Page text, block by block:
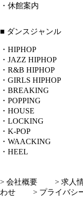
・休館案内
■ ダンスジャンル
・HIPHOP
・JAZZ HIPHOP
・R&B HIPHOP
・GIRLS HIPHOP
・BREAKING
・POPPING
・HOUSE
・LOCKING
・K-POP
・WAACKING
・HEEL
> 会社概要 > 求
わせ
> プライバシ